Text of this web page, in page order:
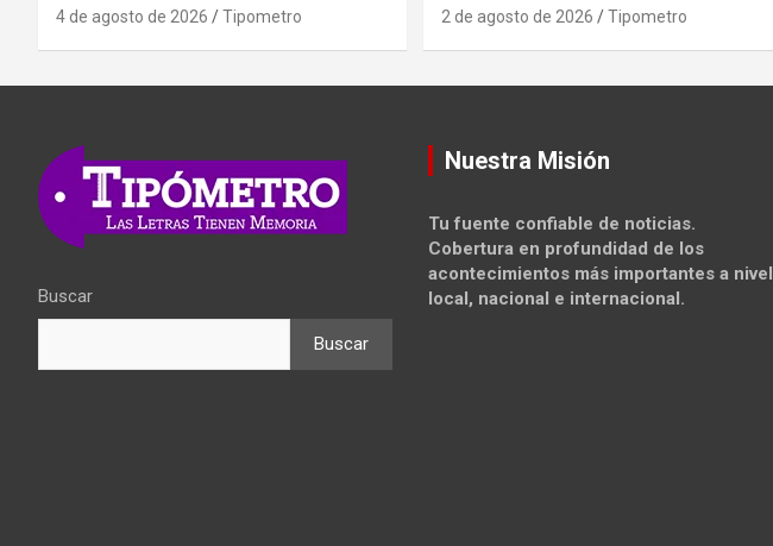
4 de agosto de 2026 Tipometro 2 de agosto de 2026 Tipometro
Buscar
Buscar
Nuestra Misión
Tu fuente confiable de noticias.
Cobertura en profundidad de los
acontecimientos más importantes a nivel
local, nacional e internacional.